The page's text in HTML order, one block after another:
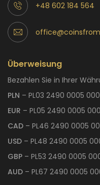
+48 602 184 564
Überweisung
Bezahlen Sie in Ihrer
PLN – PL03 2490 0005
EUR – PL05 2490 0005
CAD – PL46 2490 0005
USD – PL48 2490 0005
GBP – PL53 2490 0005
AUD – PL67 2490 0005